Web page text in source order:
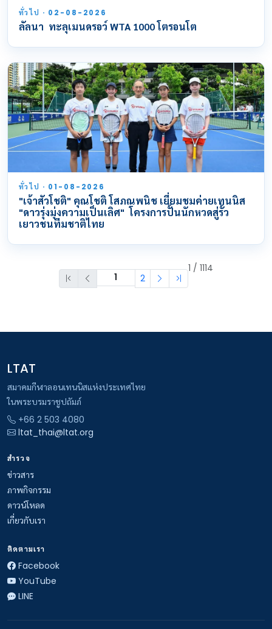
ทั่วไป · 02-08-2026
ลัลนา ทะลุเมนดรอว์ WTA 1000 โตรอนโต
ทั่วไป · 01-08-2026
"เจ้าสัวโชติ" คุณโชติ โสภณพนิช เยี่ยมชมค่ายเทนนิส
"ดาวรุ่งมุ่งความเป็นเลิศ" โครงการปั้นนักหวดสู่รั้ว
เยาวชนทีมชาติไทย
2
1 / 1114
LTAT
สมาคมกีฬาลอนเทนนิสแห่งประเทศไทย
ในพระบรมราชูปถัมภ์
+66 2 503 4080
ltat_thai@ltat.org
สำรวจ
ข่าวสาร
ภาพกิจกรรม
ดาวน์โหลด
เกี่ยวกับเรา
ติดตามเรา
Facebook
YouTube
LINE